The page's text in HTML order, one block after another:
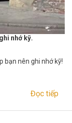
nhớ kỹ.
bạn nên ghi nhớ kỹ!
Đọc tiếp